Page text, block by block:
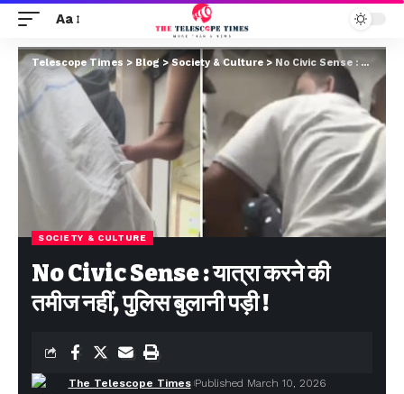
Aa
Telescope Times > Blog >Society & Culture >No Civic Sense : यात्रा करने की तमीज नहीं, पुलिस बुलानी पड़ी !
SOCIETY & CULTURE
No Civic Sense : यात्रा करने की
तमीज नहीं, पुलिस बुलानी पड़ी !
The Telescope Times Published March 10, 2026